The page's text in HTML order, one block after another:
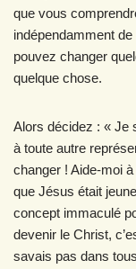
que vous
indépendamment
pouvez changer
quelque chose.
Alors décidez : « Je
à toute autre
changer ! Aide-moi
que Jésus était
concept immaculé
devenir le Christ,
savais pas dans